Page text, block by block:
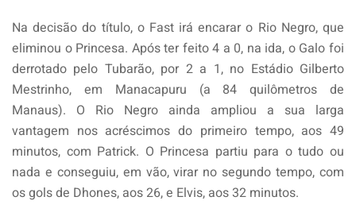
Na decisão do título, o Fast irá encarar o Rio Negro, que
eliminou o Princesa. Após ter feito 4 a 0, na ida, o Galo foi
derrotado pelo Tubarão, por 2 a 1, no Estádio Gilberto
Mestrinho, em Manacapuru (a 84 quilômetros de
Manaus). O Rio Negro ainda ampliou a sua larga
vantagem nos acréscimos do primeiro tempo, aos 49
minutos, com Patrick. O Princesa partiu para o tudo ou
nada e conseguiu, em vão, virar no segundo tempo, com
os gols de Dhones, aos 26, e Elvis, aos 32 minutos.